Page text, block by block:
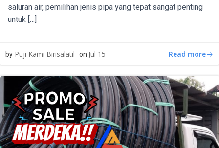
saluran air, pemilihan jenis pipa yang tepat sangat penting
untuk […]
by Puji Kami Birisalatil on Jul 15 Read more